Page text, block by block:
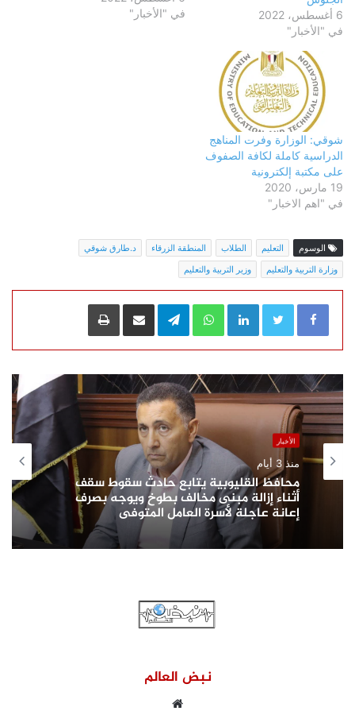
6 أغسطس، 2022
في "الأخبار"
خلال 48 ساعة على الأكثرفي "الأخبار"
شوقي: الوزارة وفرت المناهج
الدراسية كاملة لكافة الصفوف
على مكتبة إلكترونية
19 مارس، 2020
في "اهم الاخبار"
الوسوم التعليم الطلاب المنطقة الزرقاء
د.طارق شوقي
وزارة التربية والتعليم
وزير التربية والتعليم
LinkedIn
WhatsApp
Telegramمشاركة عبر البريد طباعة
الأخبار
منذ 3 أيام
محافظ القليوبية يتابع حادث سقوط سقف
أثناء إزالة مبنى مخالف بطوخ ويوجه بصرف
إعانة عاجلة لأسرة العامل المتوفى
نبض العالم